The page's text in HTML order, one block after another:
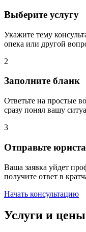
Выберите услугу
Укажите тему
опека или другой
2
Заполните бланк
Ответьте на простые
сразу понял вашу
3
Отправьте
Ваша заявка уйдет
получите ответ в
Начать консультацию
Услуги и цены